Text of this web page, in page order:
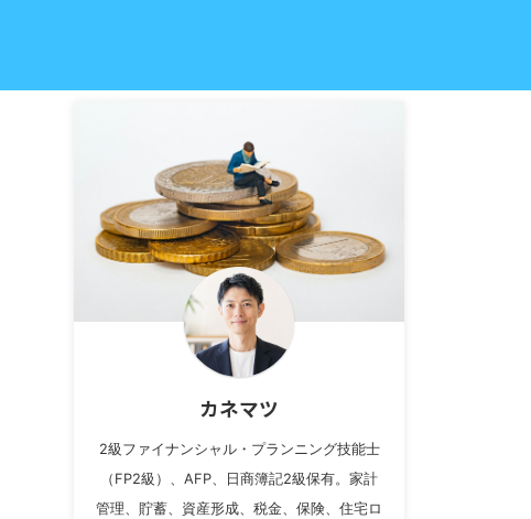
カネマツ
2級ファイナンシャル・プランニング技能士
（FP2級）、AFP、日商簿記2級保有。家計
管理、貯蓄、資産形成、税金、保険、住宅ロ